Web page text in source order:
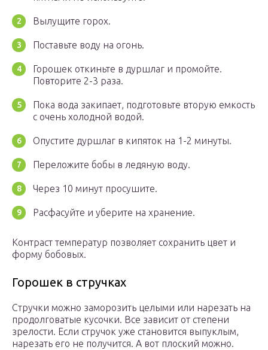
Вылущите горох.
Поставьте воду на огонь.
Горошек откиньте в дуршлаг и промойте.
Повторите 2-3 раза.
Пока вода закипает, подготовьте вторую емкость
с очень холодной водой.
Опустите дуршлаг в кипяток на 1-2 минуты.
Переложите бобы в ледяную воду.
Через 10 минут просушите.
Расфасуйте и уберите на хранение.
Контраст температур позволяет сохранить цвет и
форму бобовых.
Горошек в стручках
Стручки можно заморозить целыми или нарезать на
продолговатые кусочки. Все зависит от степени
зрелости. Если стручок уже становится выпуклым,
нарезать его не получится. А вот плоский можно.